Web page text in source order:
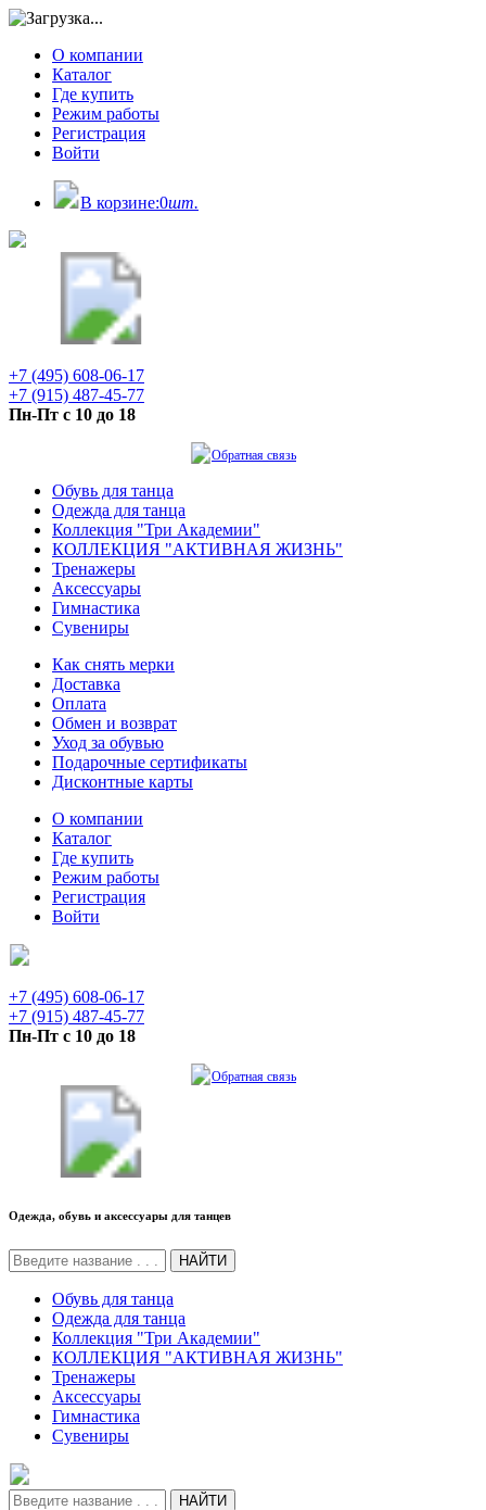
О компании
Каталог
Где купить
Режим работы
Регистрация
Войти
В корзине:0шт.
+7 (495) 608-06-17
+7 (915) 487-45-77
Пн-Пт с 10 до 18
Обратная связь
Обувь для танца
Одежда для танца
Коллекция "Три Академии"
КОЛЛЕКЦИЯ "АКТИВНАЯ ЖИЗНЬ"
Тренажеры
Аксессуары
Гимнастика
Сувениры
Как снять мерки
Доставка
Оплата
Обмен и возврат
Уход за обувью
Подарочные сертификаты
Дисконтные карты
О компании
Каталог
Где купить
Режим работы
Регистрация
Войти
+7 (495) 608-06-17
+7 (915) 487-45-77
Пн-Пт с 10 до 18
Обратная связь
Одежда, обувь и аксессуары для танцев
НАЙТИ
Обувь для танца
Одежда для танца
Коллекция "Три Академии"
КОЛЛЕКЦИЯ "АКТИВНАЯ ЖИЗНЬ"
Тренажеры
Аксессуары
Гимнастика
Сувениры
НАЙТИ